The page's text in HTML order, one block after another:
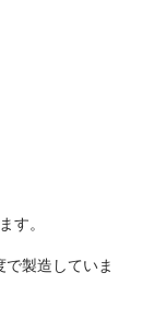
。
製造していま